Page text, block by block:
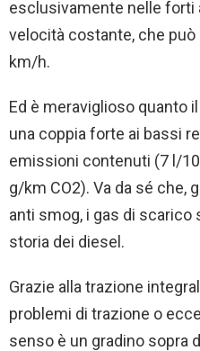
esclusivamente nelle forti
velocità costante, che
km/h.
Ed è meraviglioso quanto
una coppia forte ai bassi
emissioni contenuti (7 l/
g/km CO2). Va da sé che,
anti smog, i gas di scarico
storia dei diesel.
Grazie alla trazione
problemi di trazione o
senso è un gradino sopra